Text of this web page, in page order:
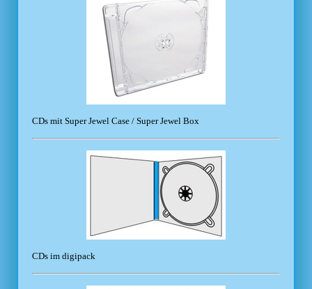
CDs mit Super Jewel Case / Super Jewel Box
CDs im digipack